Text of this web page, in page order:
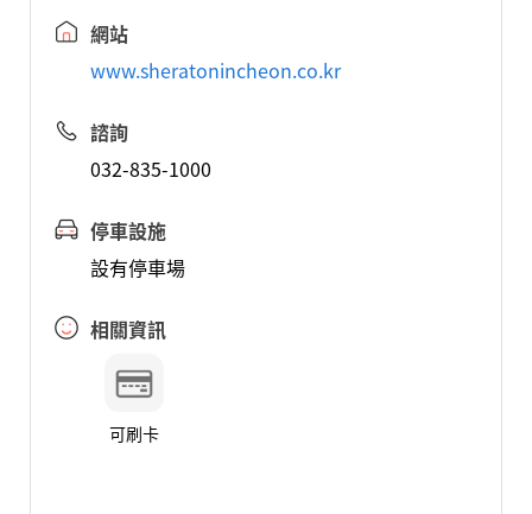
網站
www.sheratonincheon.co.kr
諮詢
032-835-1000
停車設施
設有停車場
相關資訊
可刷卡